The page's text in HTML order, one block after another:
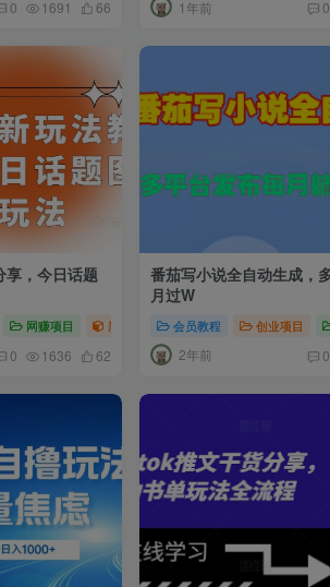
0 1691 66 1年前 0
项目
享，今日话题
网赚项目 新媒体项目 私域变现项目 自
0 1636 62
番茄写小说全自动生成，
月过W
会员教程 创业项目
2年前 0